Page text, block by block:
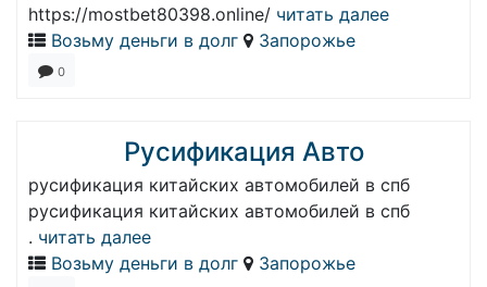
https://mostbet80398.online/ читать далее
Возьму деньги в долг
Запорожье
0
Русификация Авто
русификация китайских автомобилей в спб
русификация китайских автомобилей в спб
. читать далее
Возьму деньги в долг
Запорожье